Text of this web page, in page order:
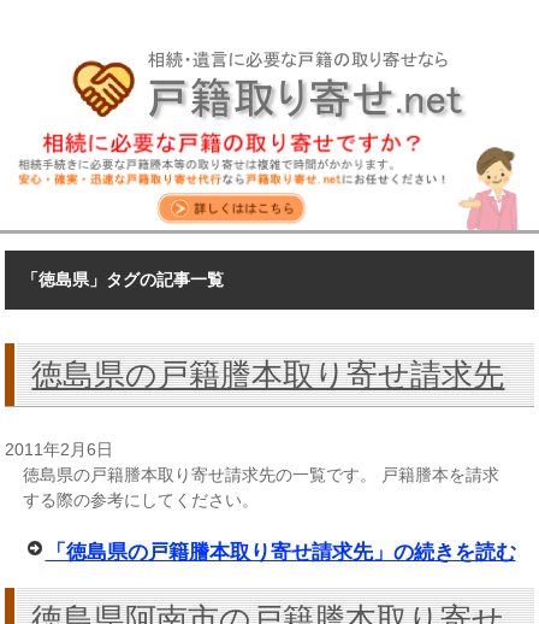
「徳島県」タグの記事一覧
徳島県の戸籍謄本取り寄せ請求先
2011年2月6日
徳島県の戸籍謄本取り寄せ請求先の一覧です。 戸籍謄本を請求
する際の参考にしてください。
「徳島県の戸籍謄本取り寄せ請求先」の続きを読む